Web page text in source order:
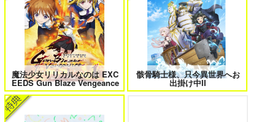
1,100円（税込）
ミリタリー
サンプル
カート
ボクの理想の異世界生活 転生したら
ケモ耳娘だらけの世界でハーレムに
3
異世界から来た君と共に過ごす日常
2
＃ラブコメ好きとこっそり繋がりた
魔法少女リリカルなのは EXC
EEDS Gun Blaze Vengeance
骸骨騎士様、只今異世界へお
出掛け中II